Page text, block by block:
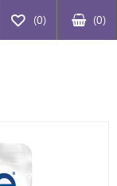
(0) (0)